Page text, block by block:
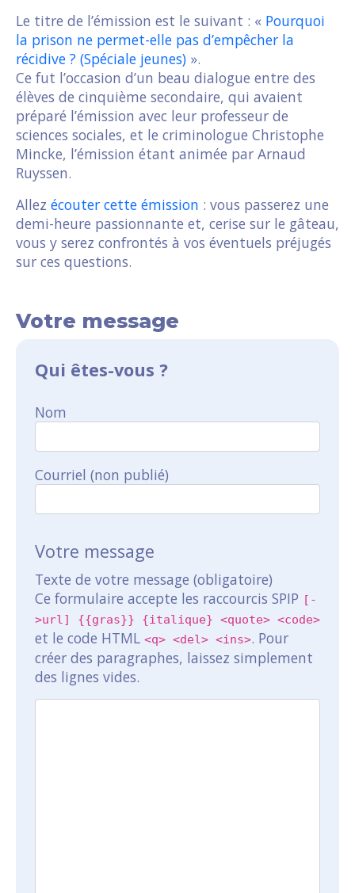
Le titre de l’émission est le suivant : « Pourquoi
la prison ne permet-elle pas d’empêcher la
récidive ? (Spéciale jeunes) ».
Ce fut l’occasion d’un beau dialogue entre des
élèves de cinquième secondaire, qui avaient
préparé l’émission avec leur professeur de
sciences sociales, et le criminologue Christophe
Mincke, l’émission étant animée par Arnaud
Ruyssen.
Allez écouter cette émission : vous passerez une
demi-heure passionnante et, cerise sur le gâteau,
vous y serez confrontés à vos éventuels préjugés
sur ces questions.
Votre message
Qui êtes-vous ?
Nom
Courriel (non publié)
Votre message
Texte de votre message (obligatoire)
Ce formulaire accepte les raccourcis SPIP [-
>url] {{gras}} {italique} <quote> <code>
et le code HTML <q> <del> <ins>. Pour
créer des paragraphes, laissez simplement
des lignes vides.